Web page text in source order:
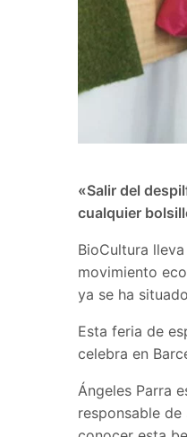
«Salir del
cualquier
BioCultura
movimiento
ya se ha
Esta feria de
celebra en
Ángeles Parra
responsable